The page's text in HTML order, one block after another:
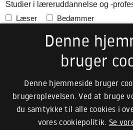
Studier i læreruddannelse og -
Læser Bedømmer
Studier i Nordisk
Bedømmer
Studier i Pædagogisk Filosofi.
Bedømmer
Denne
bruger
Denne hjemmeside bruger
brugeroplevelsen. Ved at bruge
du samtykke til alle cookies i
vores cookiepolitik. Se